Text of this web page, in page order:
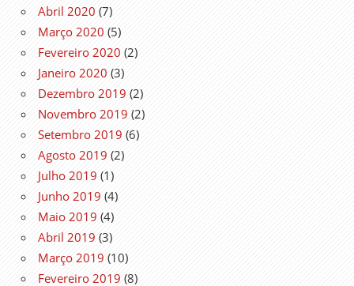
Abril 2020 (7)
Março 2020 (5)
Fevereiro 2020 (2)
Janeiro 2020 (3)
Dezembro 2019 (2)
Novembro 2019 (2)
Setembro 2019 (6)
Agosto 2019 (2)
Julho 2019 (1)
Junho 2019 (4)
Maio 2019 (4)
Abril 2019 (3)
Março 2019 (10)
Fevereiro 2019 (8)